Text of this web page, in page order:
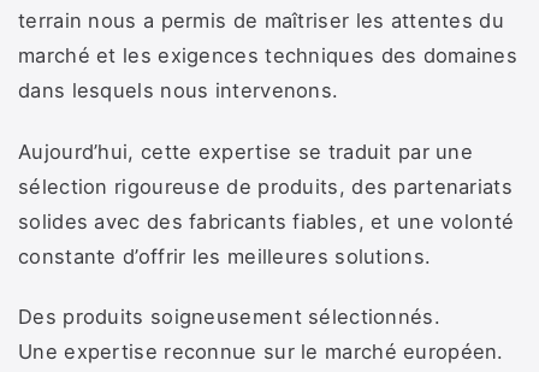
terrain nous a permis de maîtriser les attentes du
marché et les exigences techniques des domaines
dans lesquels nous intervenons.
Aujourd’hui, cette expertise se traduit par une
sélection rigoureuse de produits, des partenariats
solides avec des fabricants fiables, et une volonté
constante d’offrir les meilleures solutions.
Des produits soigneusement sélectionnés.
Une expertise reconnue sur le marché européen.